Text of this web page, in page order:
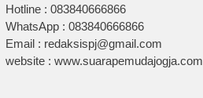
Hotline : 083840666866
WhatsApp : 083840666866
Email : redaksispj@gmail.com
website : www.suarapemudajogja.com